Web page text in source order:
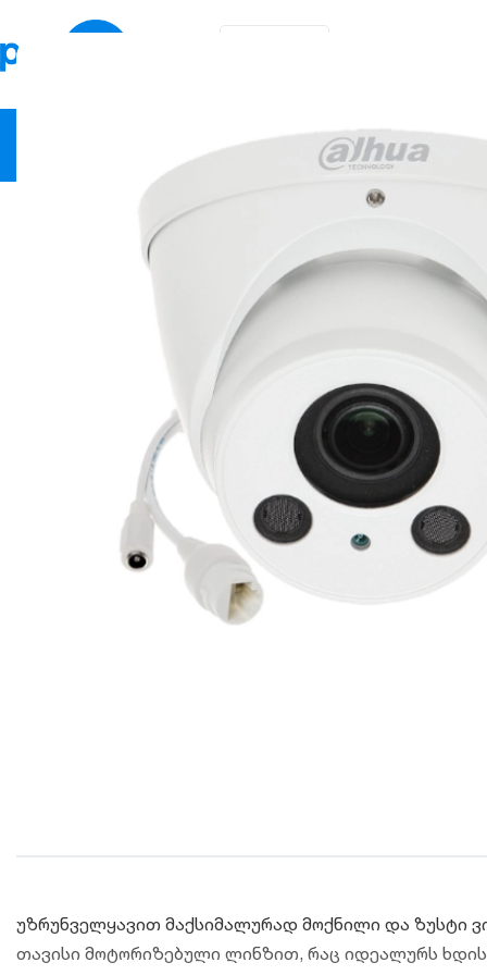
Network Equipment Fire Safety Smart
უზრუნველყავით მაქსიმალურად მოქნილი და ზუსტი
თავისი მოტორიზებული ლინზით, რაც იდეალურს ხდის